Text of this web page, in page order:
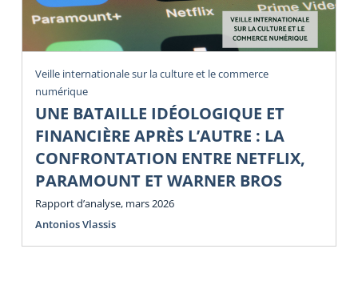
Veille internationale sur la culture et le commerce
numérique
UNE BATAILLE IDÉOLOGIQUE ET
FINANCIÈRE APRÈS L’AUTRE : LA
CONFRONTATION ENTRE NETFLIX,
PARAMOUNT ET WARNER BROS
Rapport d’analyse, mars 2026
Antonios Vlassis